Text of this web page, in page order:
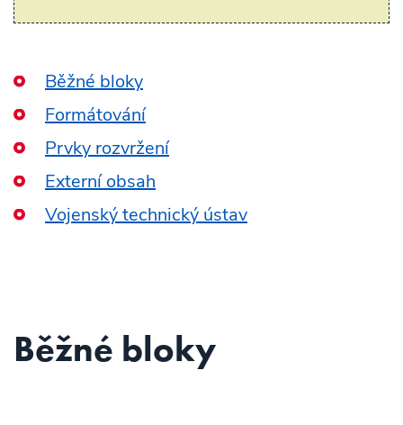
Běžné bloky
Formátování
Prvky rozvržení
Externí obsah
Vojenský technický ústav
Běžné bloky